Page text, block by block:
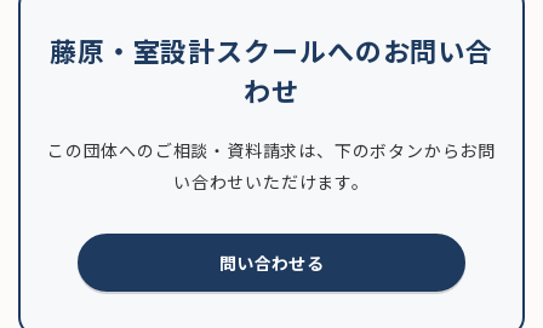
藤原・室設計スクールへのお問い合
わせ
この団体へのご相談・資料請求は、下のボタンからお問
い合わせいただけます。
問い合わせる